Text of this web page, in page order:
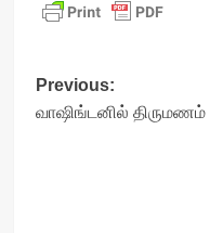
Post
navigation
Previous:
வாஷிங்டனில் திருமணம்